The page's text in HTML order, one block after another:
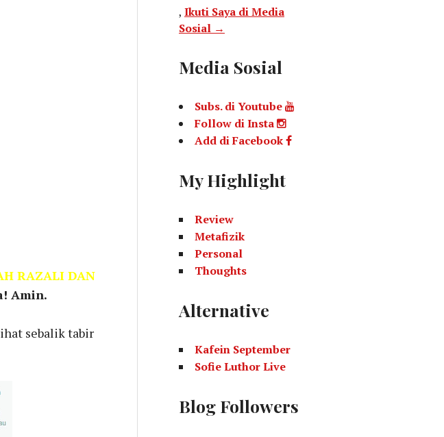
RAZALI DAN
Amin.
sebalik tabir
, Ikuti Saya di Media
Sosial →
Media Sosial
Subs. di Youtube
Follow di Insta
Add di Facebook
My Highlight
Review
Metafizik
Personal
Thoughts
Alternative
Kafein September
Sofie Luthor Live
Blog Followers